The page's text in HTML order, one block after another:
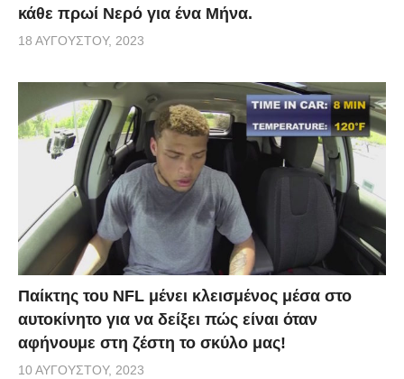
κάθε πρωί Νερό για ένα Μήνα.
18 ΑΥΓΟΎΣΤΟΥ, 2023
Παίκτης του NFL μένει κλεισμένος μέσα στο
αυτοκίνητο για να δείξει πώς είναι όταν
αφήνουμε στη ζέστη το σκύλο μας!
10 ΑΥΓΟΎΣΤΟΥ, 2023